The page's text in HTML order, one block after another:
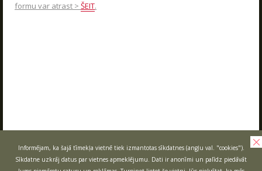
formu var atrast > ŠEIT.
Informējam, ka šajā tīmekļa vietnē tiek izmantotas sīkdatnes (angļu val. "cookies").
Sīkdatne uzkrāj datus par vietnes apmeklējumu. Dati ir anonīmi un palīdz piedāvāt